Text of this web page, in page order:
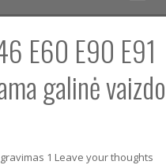
E60 E90 E91
galinė vaizdo
1 Leave your thoughts